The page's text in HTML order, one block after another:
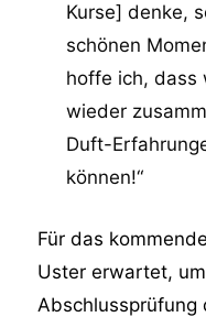
Kurse] denke,
schönen
hoffe ich, dass
wieder
Duft-
können!“
Für das
Uster erwartet,
Abschlussprüfung